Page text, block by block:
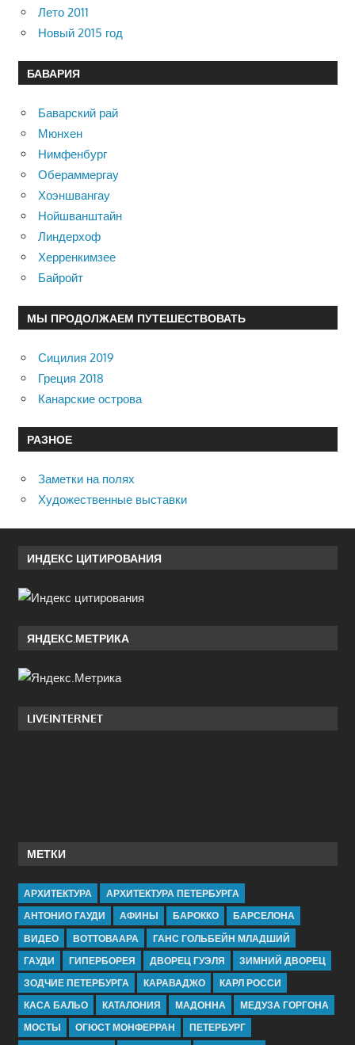
Лето 2011
Новый 2015 год
БАВАРИЯ
Баварский рай
Мюнхен
Нимфенбург
Обераммергау
Хоэншвангау
Нойшванштайн
Линдерхоф
Херренкимзее
Байройт
МЫ ПРОДОЛЖАЕМ ПУТЕШЕСТВОВАТЬ
Сицилия 2019
Греция 2018
Канарские острова
РАЗНОЕ
Заметки на полях
Художественные выставки
ИНДЕКС ЦИТИРОВАНИЯ
ЯНДЕКС.МЕТРИКА
LIVEINTERNET
МЕТКИ
АРХИТЕКТУРА
АРХИТЕКТУРА ПЕТЕРБУРГА
АНТОНИО ГАУДИ
АФИНЫ БАРОККО
БАРСЕЛОНА
ВИДЕО
ВОТТОВААРА
ГАНС ГОЛЬБЕЙН МЛАДШИЙ
ГАУДИ
ГИПЕРБОРЕЯ ДВОРЕЦ ГУЭЛЯ
ЗИМНИЙ ДВОРЕЦ
ЗОДЧИЕ ПЕТЕРБУРГА
КАРАВАДЖО
КАРЛ РОССИ
КАСА БАЛЬО
КАТАЛОНИЯ МАДОННА
МЕДУЗА ГОРГОНА
МОСТЫ
ОГЮСТ МОНФЕРРАН
ПЕТЕРБУРГ